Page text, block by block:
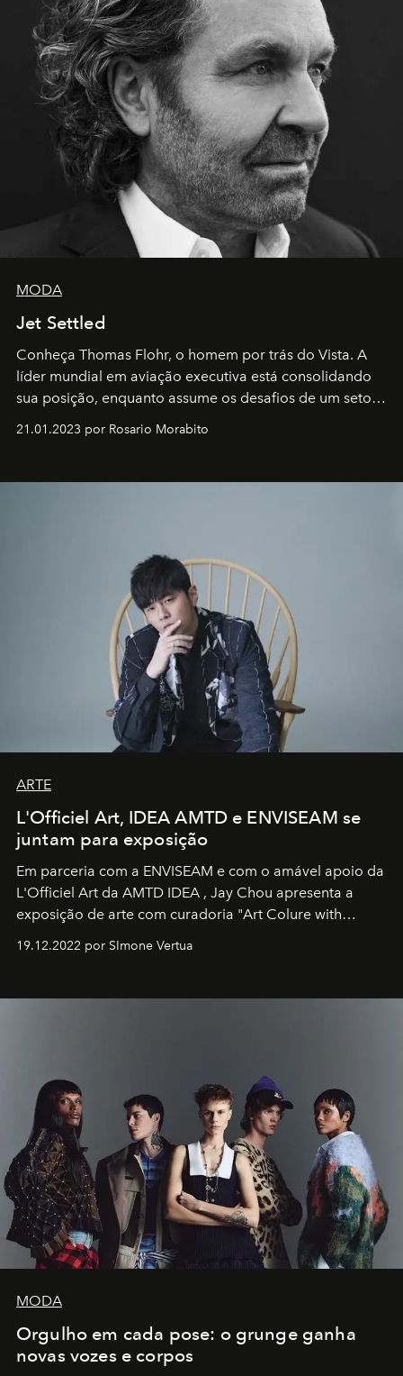
MODA
Jet Settled
Conheça Thomas Flohr, o homem por trás do Vista. A
líder mundial em aviação executiva está consolidando
sua posição, enquanto assume os desafios de um setor
21.01.2023 por Rosario Morabito
ARTE
L'Officiel Art, IDEA AMTD e ENVISEAM se
juntam para exposição
Em parceria com a ENVISEAM e com o amável apoio da
L'Officiel Art da AMTD IDEA , Jay Chou apresenta a
exposição de arte com curadoria "Art Colure with
19.12.2022 por SImone Vertua
MODA
Orgulho em cada pose: o grunge ganha
novas vozes e corpos